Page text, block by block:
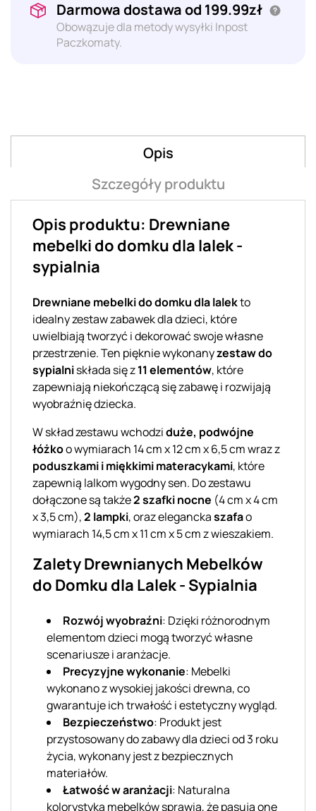
Darmowa dostawa od 199.99zł
Obowązuje dla metody wysyłki Inpost
Paczkomaty.
Opis
Szczegóły produktu
Opis produktu: Drewniane
mebelki do domku dla lalek -
sypialnia
Drewniane mebelki do domku dla lalekto
idealny zestaw zabawek dla dzieci, które
uwielbiają tworzyć i dekorować swoje własne
przestrzenie. Ten pięknie wykonanyzestaw do
sypialniskłada się z11 elementów, które
zapewniają niekończącą się zabawę i rozwijają
wyobraźnię dziecka.
W skład zestawu wchodziduże, podwójne
łóżkoo wymiarach 14 cm x 12 cm x 6,5 cm wraz z
poduszkami i miękkimi materacykami, które
zapewnią lalkom wygodny sen. Do zestawu
dołączone są także2 szafki nocne (4 cm x 4 cm
x 3,5 cm),2 lampki, oraz eleganckaszafao
wymiarach 14,5 cm x 11 cm x 5 cm z wieszakiem.
Zalety Drewnianych Mebelków
do Domku dla Lalek - Sypialnia
Rozwój wyobraźni: Dzięki różnorodnym
elementom dzieci mogą tworzyć własne
scenariusze i aranżacje.
Precyzyjne wykonanie: Mebelki
wykonano z wysokiej jakości drewna, co
gwarantuje ich trwałość i estetyczny wygląd.
Bezpieczeństwo: Produkt jest
przystosowany do zabawy dla dzieci od 3 roku
życia, wykonany jest z bezpiecznych
materiałów.
Łatwość w aranżacji: Naturalna
kolorystyka mebelków sprawia, że pasują one